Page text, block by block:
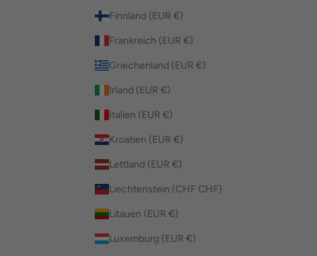
Finnland (EUR €)
Frankreich (EUR €)
Griechenland (EUR €)
Irland (EUR €)
Italien (EUR €)
Kroatien (EUR €)
Lettland (EUR €)
Liechtenstein (CHF CHF)
Litauen (EUR €)
Luxemburg (EUR €)